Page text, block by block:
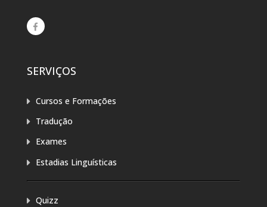
SERVIÇOS
Cursos e Formações
Tradução
Exames
Estadias Linguísticas
Quizz